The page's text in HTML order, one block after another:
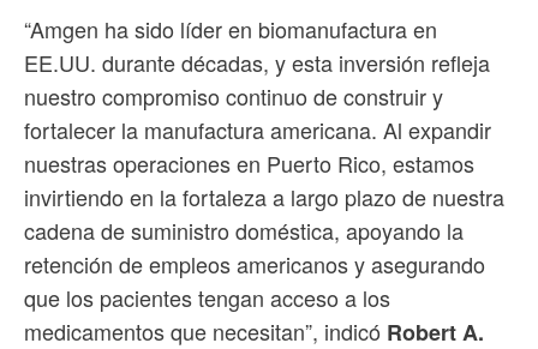
“Amgen ha sido líder en biomanufactura en
EE.UU. durante décadas, y esta inversión refleja
nuestro compromiso continuo de construir y
fortalecer la manufactura americana. Al expandir
nuestras operaciones en Puerto Rico, estamos
invirtiendo en la fortaleza a largo plazo de nuestra
cadena de suministro doméstica, apoyando la
retención de empleos americanos y asegurando
que los pacientes tengan acceso a los
medicamentos que necesitan”, indicó Robert A.